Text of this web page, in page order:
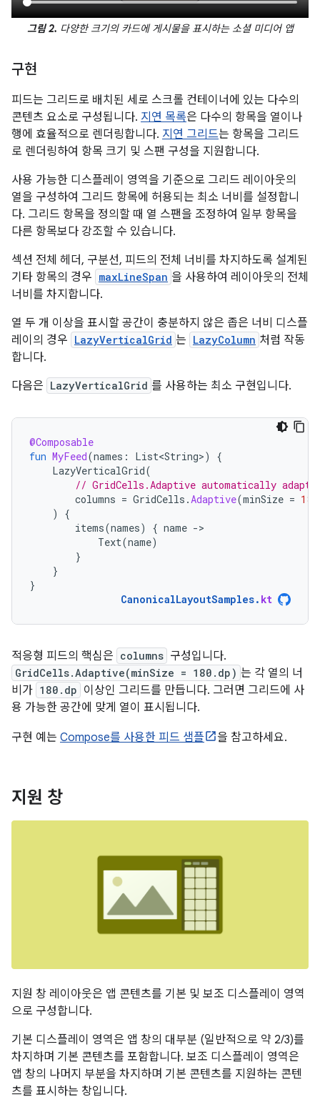
그림 2. 다양한 크기의 카드에 게시물을 표시하는 소셜 미디어 앱
구현
피드는 그리드로 배치된 세로 스크롤 컨테이너에 있는 다수의
콘텐츠 요소로 구성됩니다. 지연 목록은 다수의 항목을 열이나
행에 효율적으로 렌더링합니다. 지연 그리드는 항목을 그리드
로 렌더링하여 항목 크기 및 스팬 구성을 지원합니다.
사용 가능한 디스플레이 영역을 기준으로 그리드 레이아웃의
열을 구성하여 그리드 항목에 허용되는 최소 너비를 설정합니
다. 그리드 항목을 정의할 때 열 스팬을 조정하여 일부 항목을
다른 항목보다 강조할 수 있습니다.
섹션 전체 헤더, 구분선, 피드의 전체 너비를 차지하도록 설계된
기타 항목의 경우 maxLineSpan 을 사용하여 레이아웃의 전체
너비를 차지합니다.
열 두 개 이상을 표시할 공간이 충분하지 않은 좁은 너비 디스플
레이의 경우 LazyVerticalGrid 는 LazyColumn 처럼 작동
합니다.
다음은 LazyVerticalGrid 를 사용하는 최소 구현입니다.
@Composable
fun MyFeed(names : List<String>)
{
LazyVerticalGrid(
// GridCells.Adaptive automatically adapts
columns = GridCells . Adaptive(minSize =
)
{
items(names) { name -
Text(name)
}
}
}
CanonicalLayoutSamples. kt
적응형 피드의 핵심은 columns 구성입니다.
GridCells.Adaptive(minSize = 180.dp) 는 각 열의 너
비가 180.dp 이상인 그리드를 만듭니다. 그러면 그리드에 사
용 가능한 공간에 맞게 열이 표시됩니다.
구현 예는 Compose를 사용한 피드 샘플 을 참고하세요.
지원 창
지원 창 레이아웃은 앱 콘텐츠를 기본 및 보조 디스플레이 영역
으로 구성합니다.
기본 디스플레이 영역은 앱 창의 대부분 (일반적으로 약 2/3)를
차지하며 기본 콘텐츠를 포함합니다. 보조 디스플레이 영역은
앱 창의 나머지 부분을 차지하며 기본 콘텐츠를 지원하는 콘텐
츠를 표시하는 창입니다.